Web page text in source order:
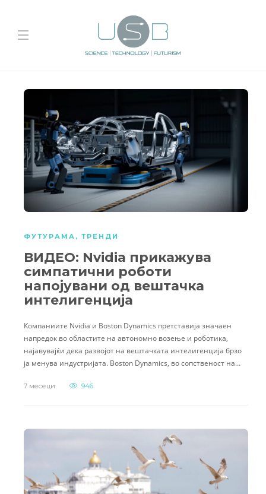
ФУТУРАМА , ТРЕНДИ
ВИДЕО: Nvidia прикажува
симпатични роботи
напојувани од вештачка
интелигенција
Компаниите Nvidia и Boston Dynamics претставија значаен
напредок во областите на автономно возење и роботика,
најавувајќи дека развојот на вештачката интелигенција брзо
ја менува индустријата. Boston Dynamics, во сопственост на…
7 месеци 946